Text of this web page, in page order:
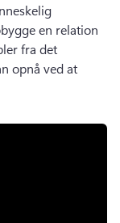
en relation
fra det
opnå ved at